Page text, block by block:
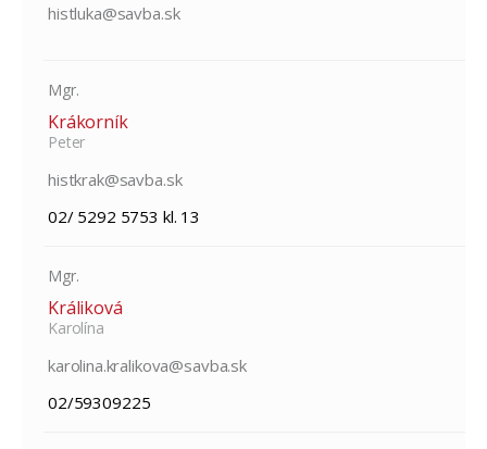
histluka@savba.sk
Mgr.
Krákorník
Peter
histkrak@savba.sk
02/ 5292 5753 kl. 13
Mgr.
Králiková
Karolína
karolina.kralikova@savba.sk
02/59309225